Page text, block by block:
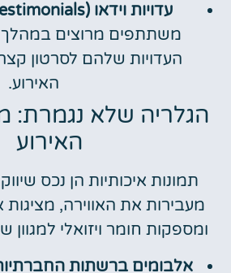
עדויות וידאו (Testimonials):
משתתפים מרוצים במהלך
העדויות שלהם לסרטון
האירוע.
הגלריה שלא נגמרת:
האירוע
תמונות איכותיות הן נכס
מעבירות את האווירה,
ומספקות חומר ויזואלי למגוון
אלבומים ברשתות